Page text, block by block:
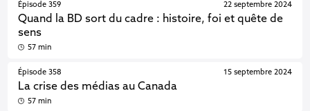
Épisode 359
Quand la BD sort du cadre : histoire, foi et quête de
sens
22 septembre 2024
57 min
Épisode 358
La crise des médias au Canada
15 septembre 2024
57 min